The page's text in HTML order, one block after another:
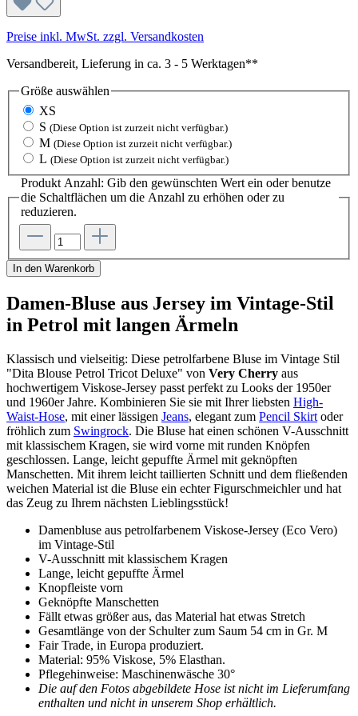
Preise inkl. MwSt. zzgl. Versandkosten
Versandbereit, Lieferung in ca. 3 - 5 Werktagen**
Größe auswählen
XS
S (Diese Option ist zurzeit nicht verfügbar.)
M (Diese Option ist zurzeit nicht verfügbar.)
L (Diese Option ist zurzeit nicht verfügbar.)
Produkt Anzahl: Gib den gewünschten Wert ein oder benutze
die Schaltflächen um die Anzahl zu erhöhen oder zu
reduzieren.
In den Warenkorb
Damen-Bluse aus Jersey im Vintage-Stil
in Petrol mit langen Ärmeln
Klassisch und vielseitig: Diese petrolfarbene Bluse im Vintage Stil
"Dita Blouse Petrol Tricot Deluxe" von Very Cherry aus
hochwertigem Viskose-Jersey passt perfekt zu Looks der 1950er
und 1960er Jahre. Kombinieren Sie sie mit Ihrer liebsten High-
Waist-Hose, mit einer lässigen Jeans, elegant zum Pencil Skirt oder
fröhlich zum Swingrock. Die Bluse hat einen schönen V-Ausschnitt
mit klassischem Kragen, sie wird vorne mit runden Knöpfen
geschlossen. Lange, leicht gepuffte Ärmel mit geknöpften
Manschetten. Mit ihrem leicht taillierten Schnitt und dem fließenden
weichen Material ist die Bluse ein echter Figurschmeichler und hat
das Zeug zu Ihrem nächsten Lieblingsstück!
Damenbluse aus petrolfarbenem Viskose-Jersey (Eco Vero)
im Vintage-Stil
V-Ausschnitt mit klassischem Kragen
Lange, leicht gepuffte Ärmel
Knopfleiste vorn
Geknöpfte Manschetten
Fällt etwas größer aus, das Material hat etwas Stretch
Gesamtlänge von der Schulter zum Saum 54 cm in Gr. M
Fair Trade, in Europa produziert.
Material: 95% Viskose, 5% Elasthan.
Pflegehinweise: Maschinenwäsche 30°
Die auf den Fotos abgebildete Hose ist nicht im Lieferumfang
enthalten und nicht in unserem Shop erhältlich.